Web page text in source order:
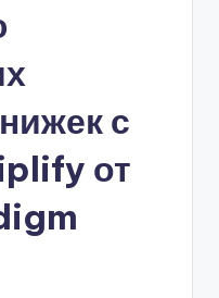
с
от